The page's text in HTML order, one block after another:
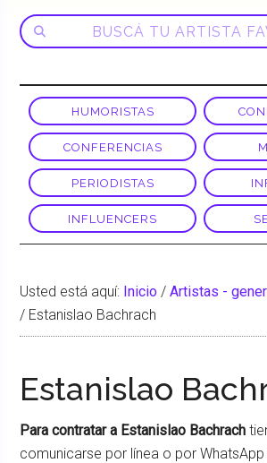
HUMORISTAS
CONFERENCIAS
PERIODISTAS
INFLUENCERS
Usted está aquí: Inicio / Artistas -
/ Estanislao Bachrach
Estanislao
Para contratar a Estanislao Bachrach
comunicarse por línea o por